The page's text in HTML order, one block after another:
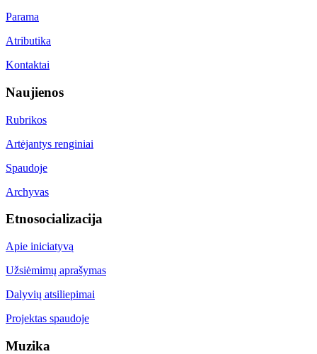
Parama
Atributika
Kontaktai
Naujienos
Rubrikos
Artėjantys renginiai
Spaudoje
Archyvas
Etnosocializacija
Apie iniciatyvą
Užsiėmimų aprašymas
Dalyvių atsiliepimai
Projektas spaudoje
Muzika